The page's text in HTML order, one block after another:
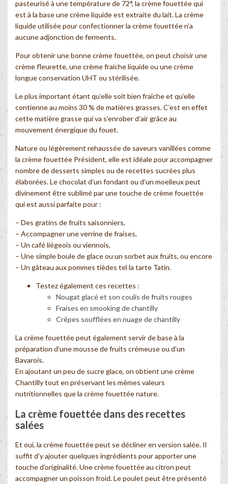
pasteurisé à une température de 72°, la crème fouettée qui
est à la base une crème liquide est extraite du lait. La crème
liquide utilisée pour confectionner la crème fouettée n’a
aucune adjonction de ferments.
Pour obtenir une bonne crème fouettée, on peut choisir une
crème fleurette, une crème fraiche liquide ou une crème
longue conservation UHT ou stérilisée.
Le plus important étant qu’elle soit bien fraîche et qu’elle
contienne au moins 30 % de matières grasses. C’est en effet
cette matière grasse qui va s’enrober d’air grâce au
mouvement énergique du fouet.
Nature ou légèrement rehaussée de saveurs vanillées comme
la crème fouettée Président, elle est idéale pour accompagner
nombre de desserts simples ou de recettes sucrées plus
élaborées. Le chocolat d’un fondant ou d’un moelleux peut
divinement être sublimé par une touche de crème fouettée
qui est aussi parfaite pour :
– Des gratins de fruits saisonniers,
– Accompagner une verrine de fraises,
– Un café liégeois ou viennois,
– Une simple boule de glace ou un sorbet aux fruits, ou encore
– Un gâteau aux pommes tièdes tel la tarte Tatin.
Testez également ces recettes :
Nougat glacé et son coulis de fruits rouges
Fraises en smooking de chantilly
Crêpes soufflées en nuage de chantilly
La crème fouettée peut également servir de base à la
préparation d’une mousse de fruits crémeuse ou d’un
Bavarois.
En ajoutant un peu de sucre glace, on obtient une crème
Chantilly tout en préservant les mêmes valeurs
nutritionnelles que la crème fouettée nature.
La crème fouettée dans des recettes
salées
Et oui, la crème fouettée peut se décliner en version salée. Il
suffit d’y ajouter quelques ingrédients pour apporter une
touche d’originalité. Une crème fouettée au citron peut
accompagner un poisson froid. Le poulet peut être présenté